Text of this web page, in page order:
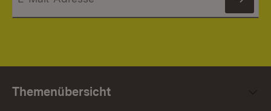
Themenübersicht